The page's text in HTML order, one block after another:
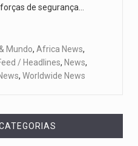
de segurança…
Mundo, Africa News,
/ Headlines, News,
, Worldwide News